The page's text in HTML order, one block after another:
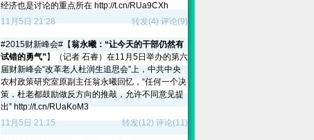
经济也是讨论的重点所在 http://t.cn/RUa9CXh
11月5日 21:28
转发(4) 评论(9)
#2015财新峰会#【翁永曦：“让今天的干部仍然有
试错的勇气”】（记者 石睿）在11月5日举办的第六
届财新峰会“改革老人杜润生追思会”上，中共中央
农村政策研究室原副主任翁永曦回忆，“任何一个决
策，杜老都鼓励做反方向的推敲，允许不同意见提
出” http://t.cn/RUaKoM3
11月5日 21:15
转发(12) 评论(11)